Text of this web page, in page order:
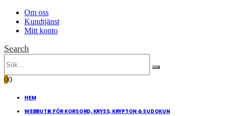
Om oss
Kundtjänst
Mitt konto
Search
00
HEM
WEBBUTIK FÖR KORSORD, KRYSS, KRYPTON & SUDOKUN